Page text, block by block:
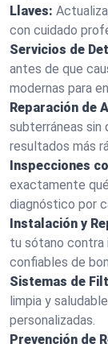
Llaves:
con cuidado
Servicios de
antes de que
modernas para
Reparación de
subterráneas sin
resultados más
Inspecciones
exactamente
diagnóstico por
Instalación y
tu sótano contra
confiables de
Sistemas de
limpia y
personalizadas.
Prevención de